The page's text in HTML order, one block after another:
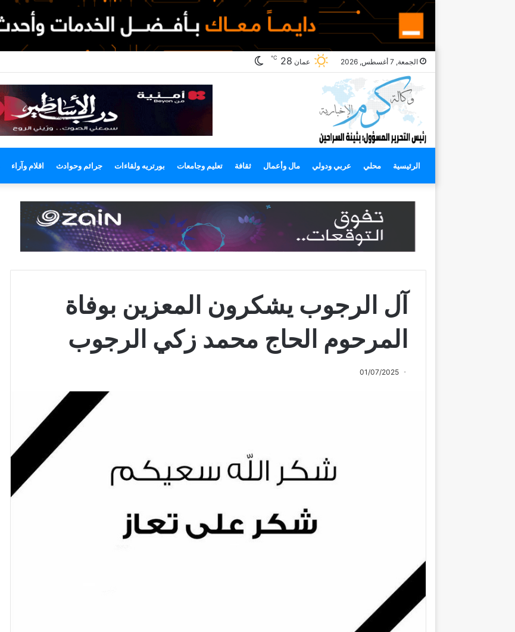
الجمعة, 7 أغسطس, 2026
الوضع
عمان 28
℃
الرئيسية محلي عربي ودولي مال وأعمال ثقافة تعليم وجامعات بورتريه ولقاءات جرائم وحوادث اقلام وآراء
آل الرجوب يشكرون المعزين بوفاة
المرحوم الحاج محمد زكي الرجوب
01/07/2025